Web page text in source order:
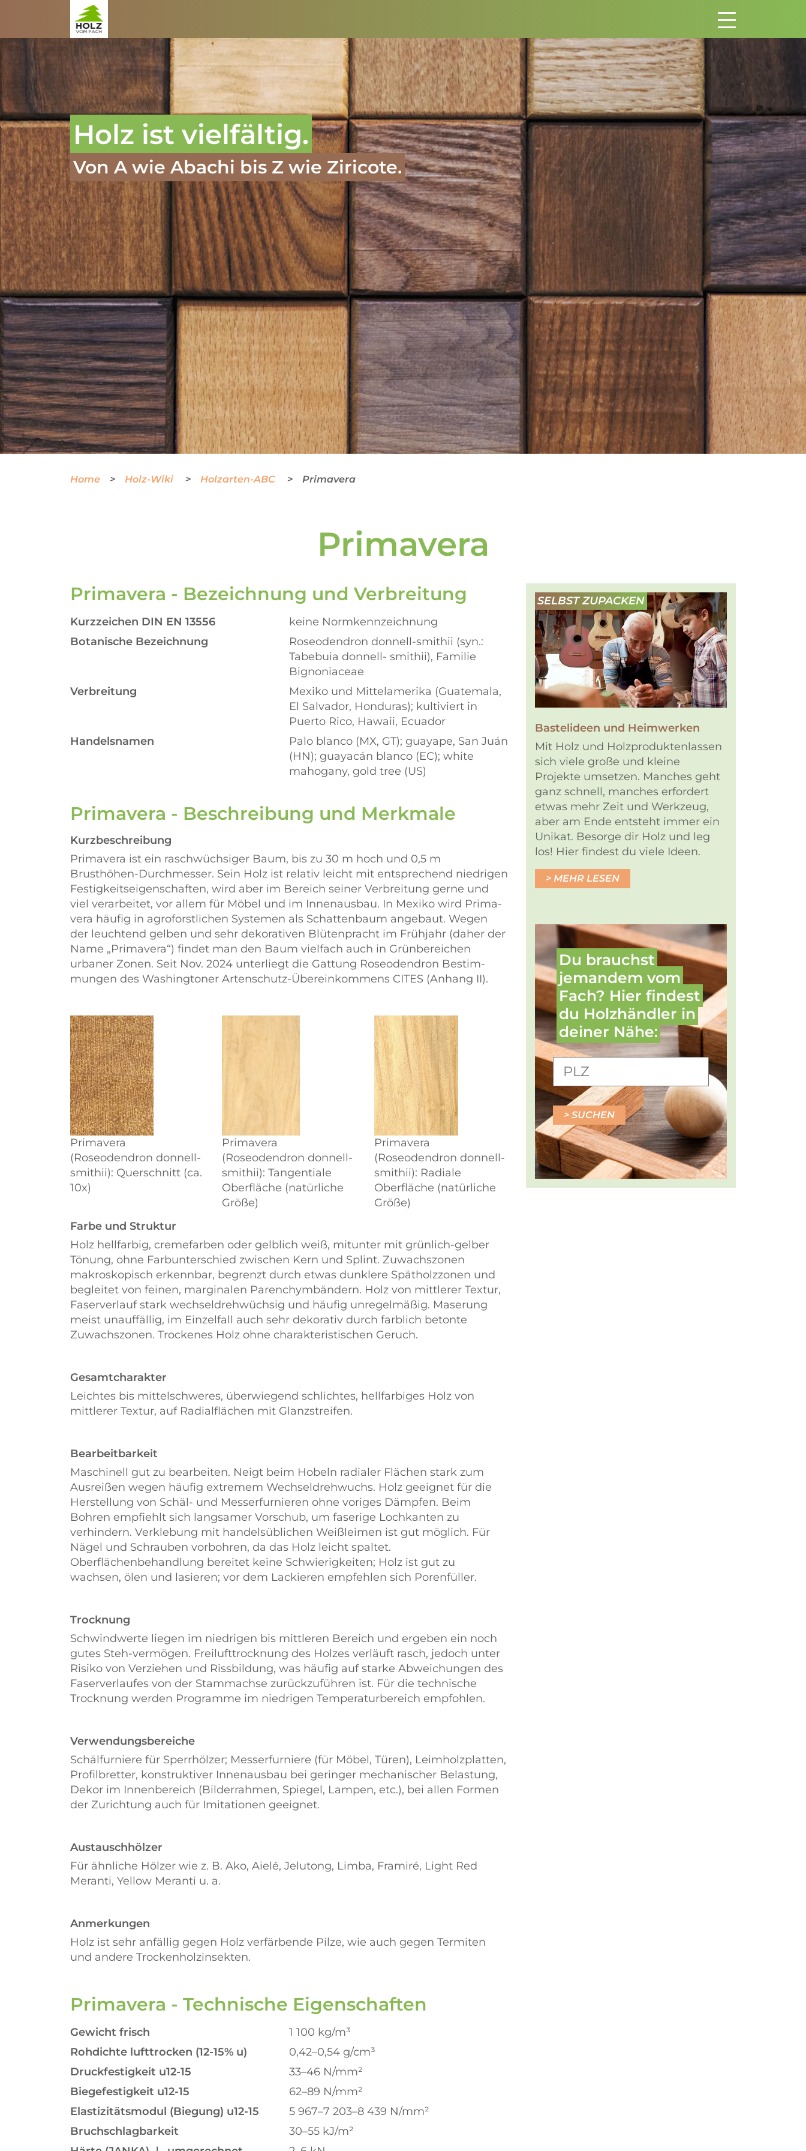
Zum Inhalt springen
Holz ist vielfältig.
Von A wie Abachi bis Z wie Ziricote.
Home Holz-Wiki Holzarten-ABC Primavera
Primavera
Primavera - Bezeichnung und Verbreitung
Kurzzeichen DIN EN 13556
keine Normkennzeichnung
Botanische Bezeichnung
Roseodendron donnell-smithii (syn.:
Tabebuia donnell- smithii), Familie
Bignoniaceae
Verbreitung
Mexiko und Mittelamerika (Guatemala,
El Salvador, Honduras); kultiviert in
Puerto Rico, Hawaii, Ecuador
Handelsnamen
Palo blanco (MX, GT); guayape, San Juán
(HN); guayacán blanco (EC); white
mahogany, gold tree (US)
Primavera - Beschreibung und Merkmale
Kurzbeschreibung
Primavera ist ein raschwüchsiger Baum, bis zu 30 m hoch und 0,5 m
Brusthöhen-Durchmesser. Sein Holz ist relativ leicht mit entsprechend niedrigen
Festigkeitseigenschaften, wird aber im Bereich seiner Verbreitung gerne und
viel verarbeitet, vor allem für Möbel und im Innenausbau. In Mexiko wird Prima-
vera häufig in agroforstlichen Systemen als Schattenbaum angebaut. Wegen
der leuchtend gelben und sehr dekorativen Blütenpracht im Frühjahr (daher der
Name
Primavera ) findet man den Baum vielfach auch in Grünbereichen
urbaner Zonen. Seit Nov. 2024 unterliegt die Gattung Roseodendron Bestim-
mungen des Washingtoner Artenschutz-Übereinkommens CITES (Anhang II).
Primavera
(Roseodendron donnell-
smithii): Querschnitt (ca.
10x)
Primavera
(Roseodendron donnell-
smithii): Tangentiale
Oberfläche (natürliche
Größe)
Primavera
(Roseodendron donnell-
smithii): Radiale
Oberfläche (natürliche
Größe)
Farbe und Struktur
Holz hellfarbig, cremefarben oder gelblich weiß, mitunter mit grünlich-gelber
Tönung, ohne Farbunterschied zwischen Kern und Splint. Zuwachszonen
makroskopisch erkennbar, begrenzt durch etwas dunklere Spätholzzonen und
begleitet von feinen, marginalen Parenchymbändern. Holz von mittlerer Textur,
Faserverlauf stark wechseldrehwüchsig und häufig unregelmäßig. Maserung
meist unauffällig, im Einzelfall auch sehr dekorativ durch farblich betonte
Zuwachszonen. Trockenes Holz ohne charakteristischen Geruch.
Gesamtcharakter
Leichtes bis mittelschweres, überwiegend schlichtes, hellfarbiges Holz von
mittlerer Textur, auf Radialflächen mit Glanzstreifen.
Bearbeitbarkeit
Maschinell gut zu bearbeiten. Neigt beim Hobeln radialer Flächen stark zum
Ausreißen wegen häufig extremem Wechseldrehwuchs. Holz geeignet für die
Herstellung von Schäl- und Messerfurnieren ohne voriges Dämpfen. Beim
Bohren empfiehlt sich langsamer Vorschub, um faserige Lochkanten zu
verhindern. Verklebung mit handelsüblichen Weißleimen ist gut möglich. Für
Nägel und Schrauben vorbohren, da das Holz leicht spaltet.
Oberflächenbehandlung bereitet keine Schwierigkeiten; Holz ist gut zu
wachsen, ölen und lasieren; vor dem Lackieren empfehlen sich Porenfüller.
Trocknung
Schwindwerte liegen im niedrigen bis mittleren Bereich und ergeben ein noch
gutes Steh-vermögen. Freilufttrocknung des Holzes verläuft rasch, jedoch unter
Risiko von Verziehen und Rissbildung, was häufig auf starke Abweichungen des
Faserverlaufes von der Stammachse zurückzuführen ist. Für die technische
Trocknung werden Programme im niedrigen Temperaturbereich empfohlen.
Verwendungsbereiche
Schälfurniere für Sperrhölzer; Messerfurniere (für Möbel, Türen), Leimholzplatten,
Profilbretter, konstruktiver Innenausbau bei geringer mechanischer Belastung,
Dekor im Innenbereich (Bilderrahmen, Spiegel, Lampen, etc.), bei allen Formen
der Zurichtung auch für Imitationen geeignet.
Austauschhölzer
Für ähnliche Hölzer wie z. B. Ako, Aielé, Jelutong, Limba, Framiré, Light Red
Meranti, Yellow Meranti u. a.
Anmerkungen
Holz ist sehr anfällig gegen Holz verfärbende Pilze, wie auch gegen Termiten
und andere Trockenholzinsekten.
Primavera - Technische Eigenschaften
Gewicht frisch
1 100 kg/m³
Rohdichte lufttrocken (12-15% u)
0,42–0,54 g/cm³
Druckfestigkeit u12-15
33–46 N/mm²
Biegefestigkeit u12-15
62–89 N/mm²
Elastizitätsmodul (Biegung) u12-15
5 967–7 203–8 439 N/mm²
Bruchschlagbarkeit
30–55 kJ/m²
SELBST ZUPACKEN
Bastelideen und Heimwerken
Mit Holz und Holzproduktenlassen
sich viele große und kleine
Projekte umsetzen. Manches geht
ganz schnell, manches erfordert
etwas mehr Zeit und Werkzeug,
aber am Ende entsteht immer ein
Unikat. Besorge dir Holz und leg
los! Hier findest du viele Ideen.
MEHR LESEN
Du brauchst
jemandem vom
Fach? Hier findest
du Holz­händler in
deiner Nähe:
SUCHEN